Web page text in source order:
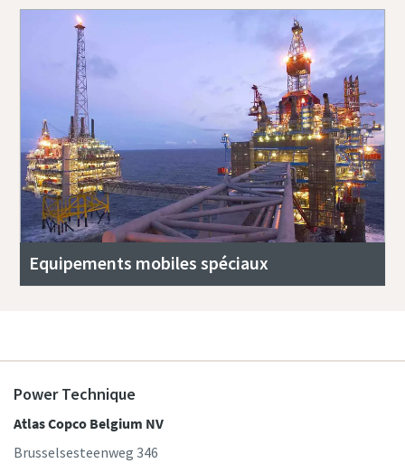
Equipements mobiles spéciaux
Power Technique
Atlas Copco Belgium NV
Brusselsesteenweg 346